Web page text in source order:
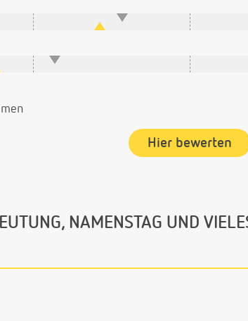
Hier bewerten
NAMENSTAG UND